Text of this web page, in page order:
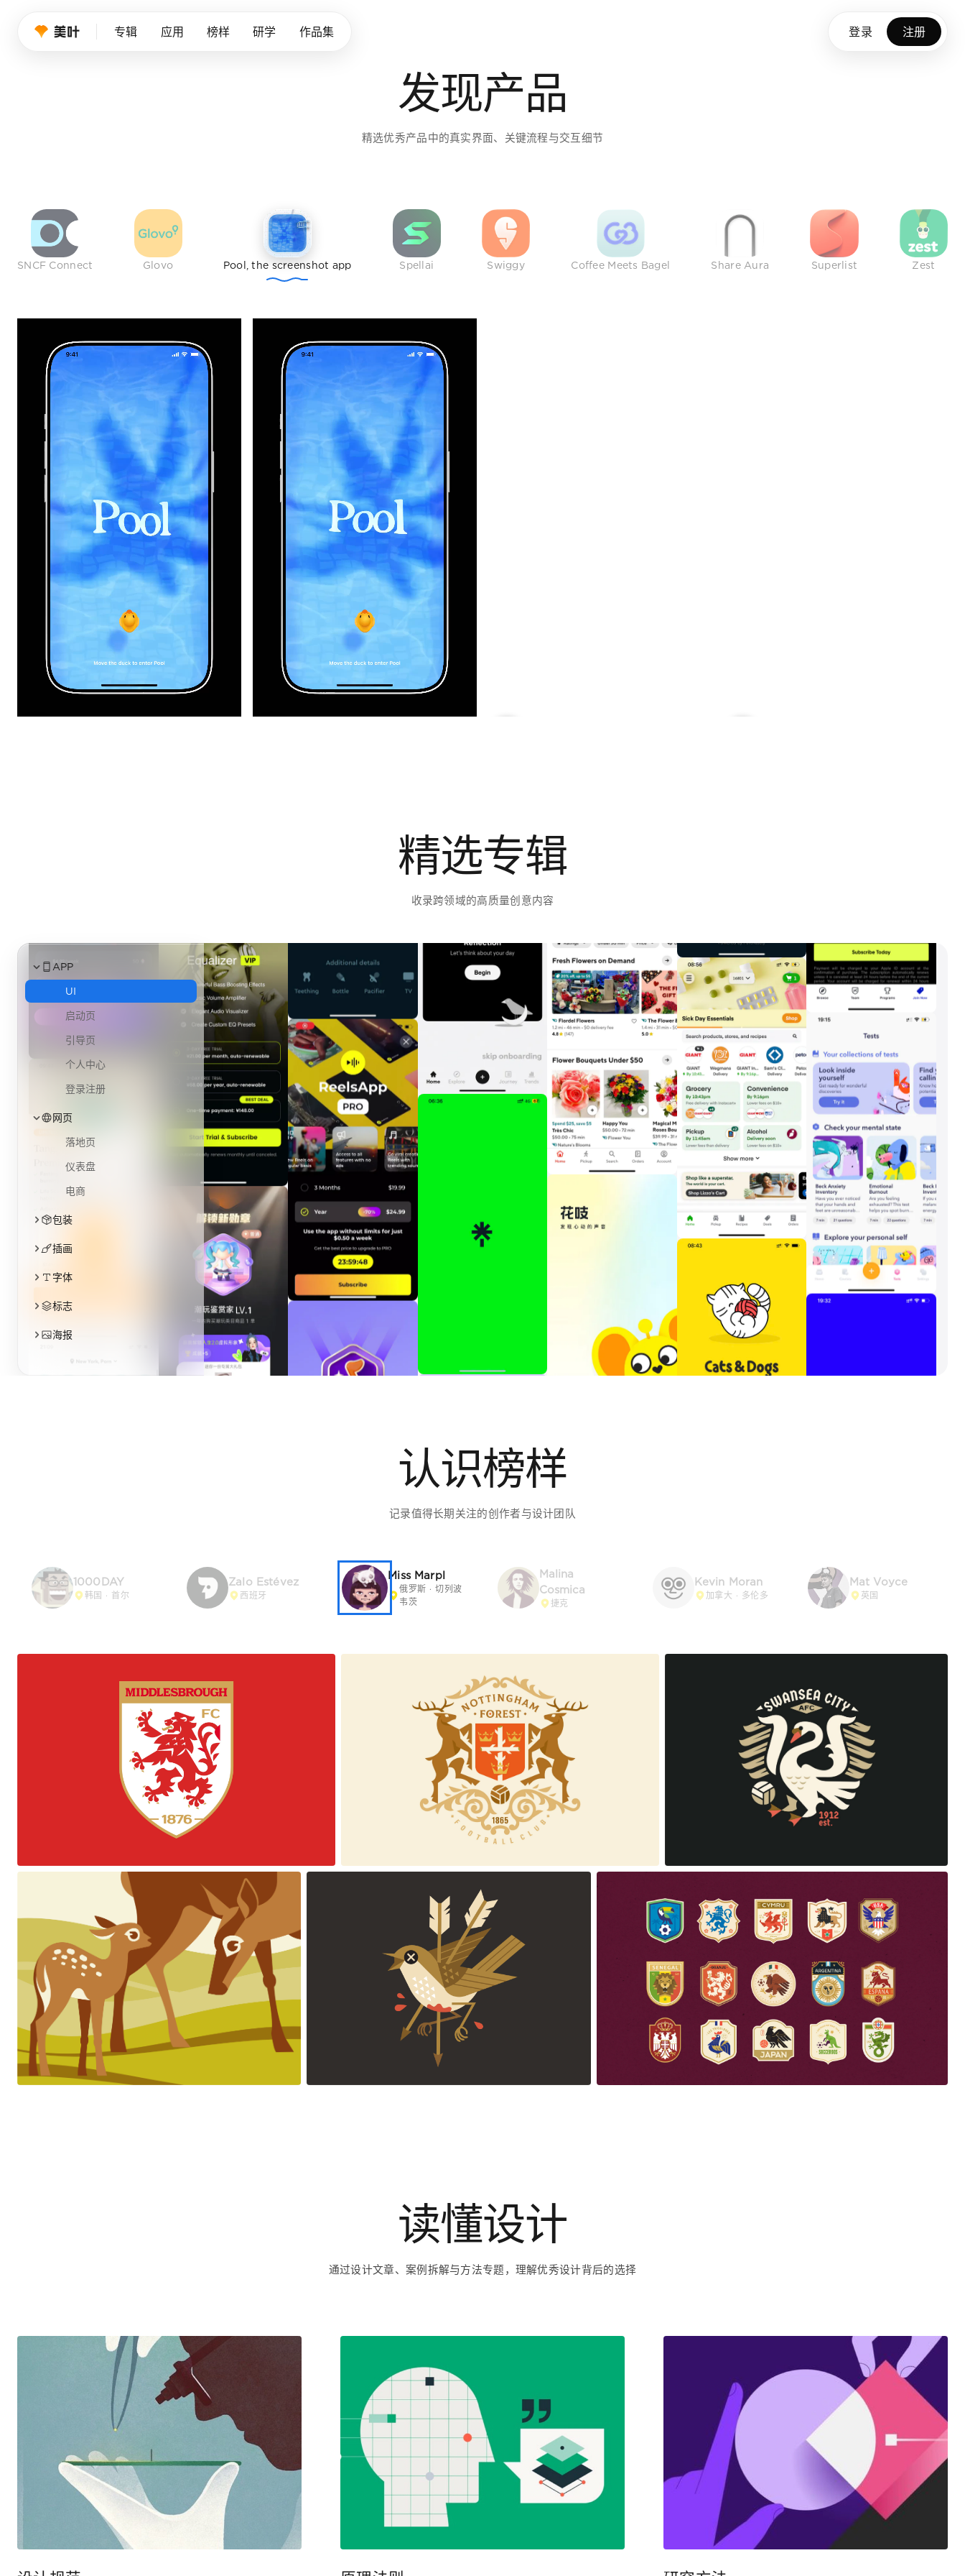
专辑 应用 榜样 研学 作品集 登录 注册
设计师的品味养成所
我们持续筛选优秀产品、创意作品与行业榜样，帮助设计师拓展审美，建立判断发现产品
精选优秀产品中的真实界面、关键流程与交互细节
SNCF Connect Glovo Pool, the screenshot app Spellai Swiggy Coffee Meets Bagel Share Aura Superlist Zest
精选专辑
收录跨领域的高质量创意内容
APP
UI
启动页
引导页
个人中心
登录注册
网页
落地页
仪表盘
电商
包装
插画
字体
标志
海报
认识榜样
记录值得长期关注的创作者与设计团队
1000DAY
韩国 · 首尔
Zalo Estévez
西班牙
Miss Marpl
俄罗斯 · 切列波韦
茨
Malina
Cosmica
捷克
Kevin Moran
加拿大 · 多伦多
Mat Voyce
英国
读懂设计